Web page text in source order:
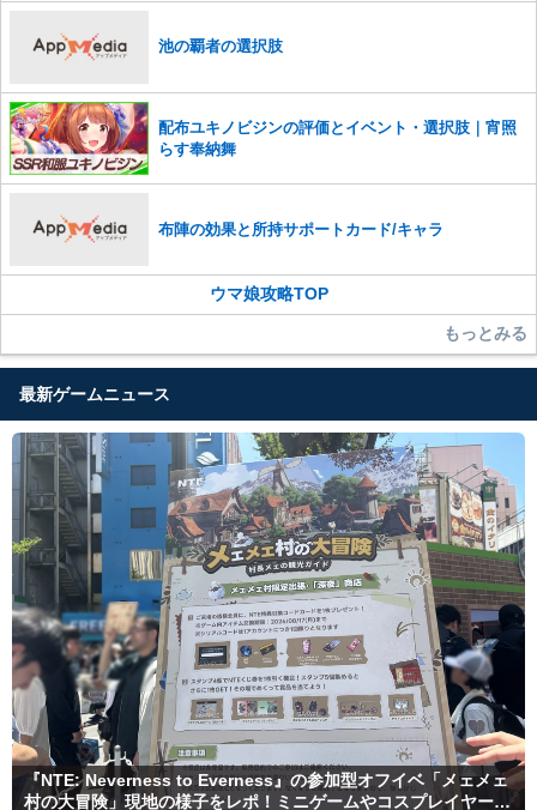
池の覇者の選択肢
配布ユキノビジンの評価とイベント・選択肢｜宵照
らす奉納舞
布陣の効果と所持サポートカード/キャラ
ウマ娘攻略TOP
もっとみる
最新ゲームニュース
『NTE: Neverness to Everness』の参加型オフイベ「メェメェ
村の大冒険」現地の様子をレポ！ミニゲームやコスプレイヤー撮